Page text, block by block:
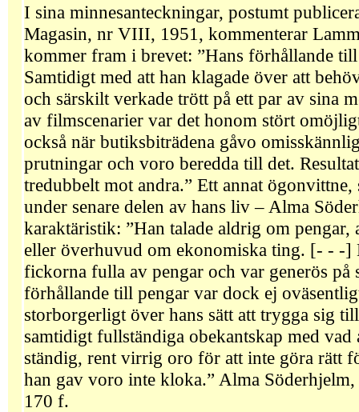
I sina minnesanteckningar, postumt
Magasin, nr VIII, 1951, kommenterar
kommer fram i brevet: ”Hans förhållande
Samtidigt med att han klagade över att
och särskilt verkade trött på ett par av sina
av filmscenarier var det honom stört
också när butiksbiträdena gåvo
prutningar och voro beredda till det.
tredubbelt mot andra.” Ett annat
under senare delen av hans liv – Alma
karaktäristik: ”Han talade aldrig om
eller överhuvud om ekonomiska ting. [- - -]
fickorna fulla av pengar och var generös på
förhållande till pengar var dock ej
storborgerligt över hans sätt att trygga sig
samtidigt fullständiga obekantskap med
ständig, rent virrig oro för att inte göra rätt
han gav voro inte kloka.” Alma Söderhjelm,
170 f.